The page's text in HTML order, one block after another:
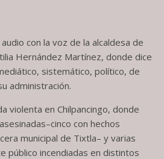
con la voz de la alcaldesa de
Hernández Martínez, donde dice
sistemático, político, de
administración.
violenta en Chilpancingo, donde
con hechos
municipal de Tixtla– y varias
público incendiadas en distintos